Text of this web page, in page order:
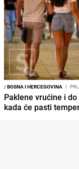
/BOSNA I HERCEGOVINA I
Paklene vrućine i
kada će pasti